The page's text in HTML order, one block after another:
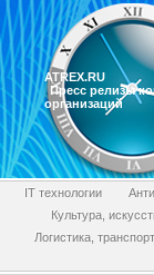
ATREX.RU
Пресс релизы
организаций
IT технологии
Культура,
Логистика, транспорт